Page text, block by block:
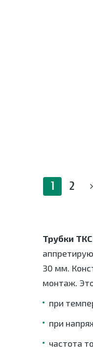
1 2
Трубки
30 мм.
монтаж.
при
при
частота